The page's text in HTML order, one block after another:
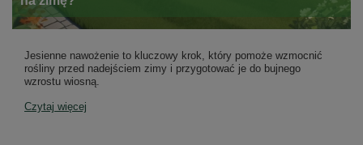
Jesienne nawożenie to kluczowy krok, który pomoże wzmocnić
rośliny przed nadejściem zimy i przygotować je do bujnego
wzrostu wiosną.
Czytaj więcej